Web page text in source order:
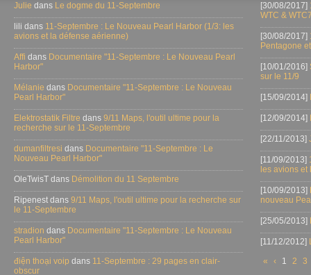
Julie dans Le dogme du 11-Septembre
lili dans 11-Septembre : Le Nouveau Pearl Harbor (1/3: les
avions et la défense aérienne)
Affi dans Documentaire "11-Septembre : Le Nouveau Pearl
Harbor"
Mélanie dans Documentaire "11-Septembre : Le Nouveau
Pearl Harbor"
Elektrostatik Filtre dans 9/11 Maps, l'outil ultime pour la
recherche sur le 11-Septembre
dumanfiltresi dans Documentaire "11-Septembre : Le
Nouveau Pearl Harbor"
OleTwisT dans Démolition du 11 Septembre
Ripenest dans 9/11 Maps, l'outil ultime pour la recherche sur
le 11-Septembre
stradion dans Documentaire "11-Septembre : Le Nouveau
Pearl Harbor"
điện thoại voip dans 11-Septembre : 29 pages en clair-
obscur
[30/08/2017]
WTC &
[30/08/2017]
Pentagone
[10/01/2016]
sur le 11/9
[15/09/2014]
[12/09/2014]
[22/11/2013]
[11/09/2013]
les avions
[10/09/2013]
nouveau
[25/05/2013]
[11/12/2012]
«
‹ 1 2 3